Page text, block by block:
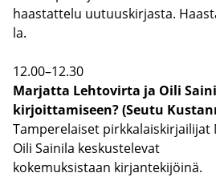
haas­tat­te­lu uu­tuus­kir­jas­ta.
la.
12.00–12.30
Mar­jat­ta Leh­to­vir­ta ja Oili
kir­joit­ta­mi­seen? (Seutu
Tam­pe­re­lai­set
Oili Sai­ni­la kes­kus­te­le­vat
ko­ke­muk­sis­taan kir­jan­te­ki­jöi­nä.